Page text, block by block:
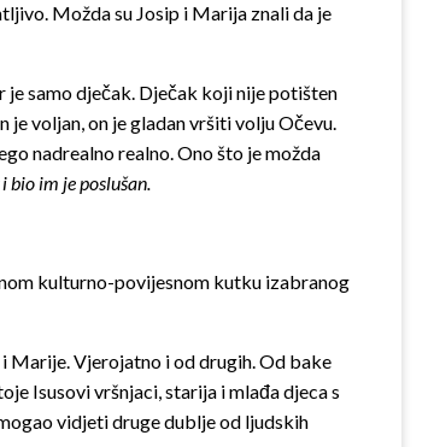
Možda su Josip i Marija znali da je
je samo dječak. Dječak koji nije potišten
je voljan, on je gladan vršiti volju Očevu.
nadrealno realno. Ono što je možda
bio im je poslušan.
kulturno-povijesnom kutku izabranog
Marije. Vjerojatno i od drugih. Od bake
Isusovi vršnjaci, starija i mlađa djeca s
vidjeti druge dublje od ljudskih